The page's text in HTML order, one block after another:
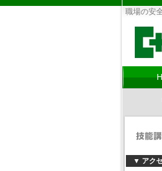
職場の安
▼ アク